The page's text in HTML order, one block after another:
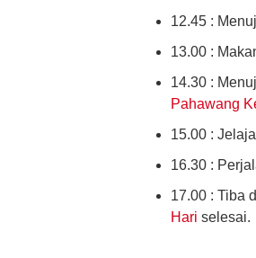
12.45 :
13.00 :
14.30 :
Pahawang
15.00 :
16.30 :
17.00 : Tiba
Hari selesai.